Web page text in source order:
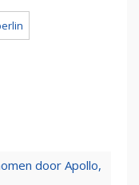
door Apollo,